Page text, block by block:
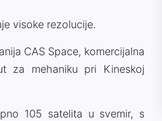
visoke rezolucije.
CAS Space, komercijalna
za mehaniku pri Kineskoj
105 satelita u svemir, s